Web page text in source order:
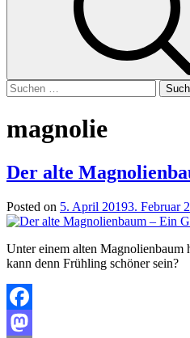
Suchen
nach:
magnolie
Der alte
Posted on 5. April 20193. Februar
Unter einem alten
kann denn Frühling schöner sein?
Facebook